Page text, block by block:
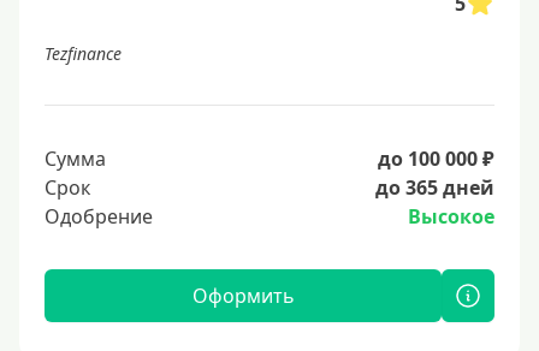
Tezfinance
Сумма
до 100 000 ₽
Срок
до 365 дней
Одобрение
Высокое
Оформить